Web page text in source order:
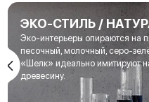
ЭКО-СТИЛЬ /
Эко-интерьеры опираются на
песочный, молочный, серо-
«Шелк» идеально имитируют
древесину.